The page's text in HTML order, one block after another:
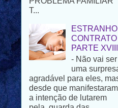
ESTRANHO
PARTE XVIII
- Não vai ser
uma surpresa
agradável para eles, mas
desde que manifestaram
a intenção de lutarem
pela guarda das
meninas, com o
argumen...